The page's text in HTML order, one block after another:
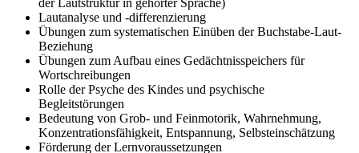
Lautanalyse und -differenzierung
Übungen zum systematischen Einüben der Buchstabe-Laut-
Beziehung
Übungen zum Aufbau eines Gedächtnisspeichers für
Wortschreibungen
Rolle der Psyche des Kindes und psychische
Begleitstörungen
Bedeutung von Grob- und Feinmotorik, Wahrnehmung,
Konzentrationsfähigkeit, Entspannung, Selbsteinschätzung
Förderung der Lernvoraussetzungen